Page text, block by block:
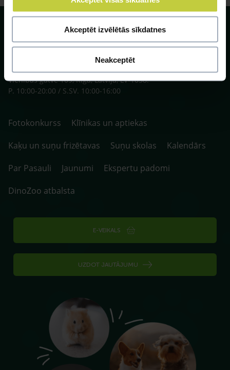
Akceptēt izvēlētās sīkdatnes
Neakceptēt
SIA ZOO Centrs, LV40003622166,
Vienības gatve 109, Rīga, Latvija, LV-1058.
P. 10:00-20:00 / S.SV. 10:00-16:00
Fotokonkurss
Klīnikas un aptiekas
Kaķu un suņu frizētavas
Suņu skolas
Kalendārs
Par Pasauli
Jaunumi
Ekspertu padomi
DinoZoo atbalsta
E-VEIKALS
UZDOT JAUTĀJUMU